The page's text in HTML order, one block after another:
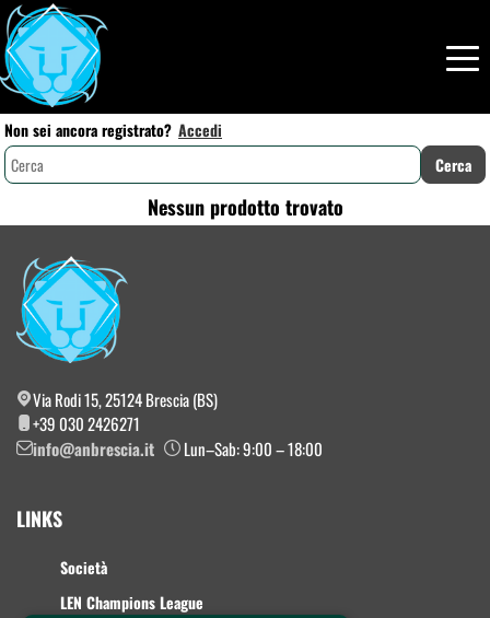
Non sei ancora registrato? Accedi
Nessun prodotto trovato
Via Rodi 15, 25124 Brescia (BS)
+39 030 2426271
info@anbrescia.it
Lun–Sab: 9:00 – 18:00
LINKS
Società
LEN Champions League